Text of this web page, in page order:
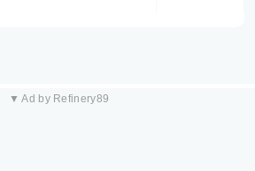
▼ Ad by Refinery89